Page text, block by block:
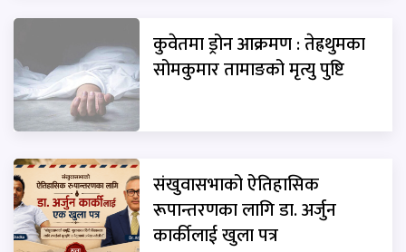
कुवेतमा ड्रोन आक्रमण : तेह्रथुमका
सोमकुमार तामाङको मृत्यु पुष्टि
संखुवासभाको ऐतिहासिक
रूपान्तरणका लागि डा. अर्जुन
कार्कीलाई खुला पत्र